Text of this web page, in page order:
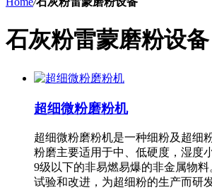
石灰粉雷蒙磨粉设备
超细微粉磨粉机
超细微粉磨粉机是一种细粉及超细
粉磨主要适用于中、低硬度，湿度
9级以下的非易燃易爆的非金属物
试验和改进，为超细粉的生产而研